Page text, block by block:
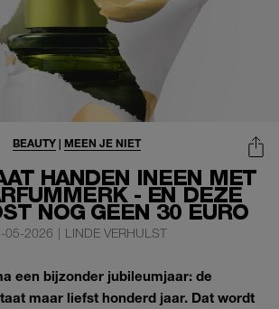
HANDEN INEEN MET
- EN DEZE
NOG GEEN 30 EURO
BEAUTY | MEEN JE NIET
05-2026 | LINDE VERHULST
een bijzonder jubileumjaar: de
maar liefst honderd jaar. Dat wordt